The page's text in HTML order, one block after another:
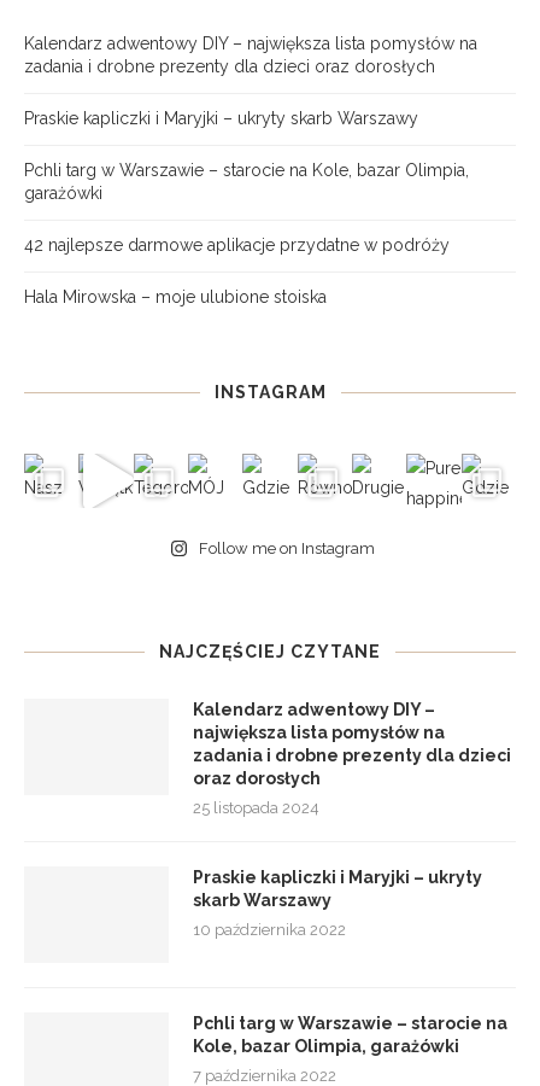
Kalendarz adwentowy DIY – największa lista pomysłów na
zadania i drobne prezenty dla dzieci oraz dorosłych
Praskie kapliczki i Maryjki – ukryty skarb Warszawy
Pchli targ w Warszawie – starocie na Kole, bazar Olimpia,
garażówki
42 najlepsze darmowe aplikacje przydatne w podróży
Hala Mirowska – moje ulubione stoiska
INSTAGRAM
Follow me on Instagram
NAJCZĘŚCIEJ CZYTANE
Kalendarz adwentowy DIY –
największa lista pomysłów na
zadania i drobne prezenty dla dzieci
oraz dorosłych
25 listopada 2024
Praskie kapliczki i Maryjki – ukryty
skarb Warszawy
10 października 2022
Pchli targ w Warszawie – starocie na
Kole, bazar Olimpia, garażówki
7 października 2022